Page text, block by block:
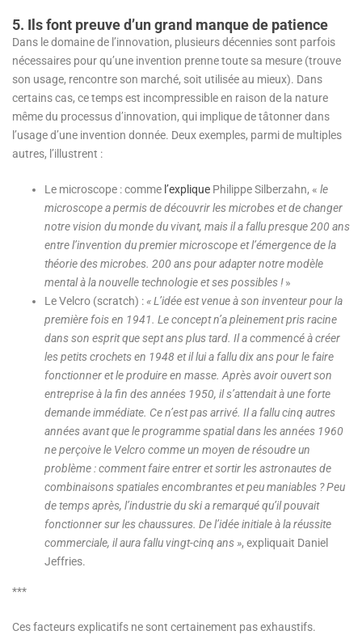
5. Ils font preuve d’un grand manque de patience
Dans le domaine de l’innovation, plusieurs décennies sont parfois
nécessaires pour qu’une invention prenne toute sa mesure (trouve
son usage, rencontre son marché, soit utilisée au mieux). Dans
certains cas, ce temps est incompressible en raison de la nature
même du processus d’innovation, qui implique de tâtonner dans
l’usage d’une invention donnée. Deux exemples, parmi de multiples
autres, l’illustrent :
Le microscope : comme l’explique Philippe Silberzahn, « le
microscope a permis de découvrir les microbes et de changer
notre vision du monde du vivant, mais il a fallu presque 200 ans
entre l’invention du premier microscope et l’émergence de la
théorie des microbes. 200 ans pour adapter notre modèle
mental à la nouvelle technologie et ses possibles !»
Le Velcro (scratch) :« L’idée est venue à son inventeur pour la
première fois en 1941. Le concept n’a pleinement pris racine
dans son esprit que sept ans plus tard. Il a commencé à créer
les petits crochets en 1948 et il lui a fallu dix ans pour le faire
fonctionner et le produire en masse. Après avoir ouvert son
entreprise à la fin des années 1950, il s’attendait à une forte
demande immédiate. Ce n’est pas arrivé. Il a fallu cinq autres
années avant que le programme spatial dans les années 1960
ne perçoive le Velcro comme un moyen de résoudre un
problème : comment faire entrer et sortir les astronautes de
combinaisons spatiales encombrantes et peu maniables ? Peu
de temps après, l’industrie du ski a remarqué qu’il pouvait
fonctionner sur les chaussures. De l’idée initiale à la réussite
commerciale, il aura fallu vingt-cinq ans », expliquait Daniel
Jeffries.
***
Ces facteurs explicatifs ne sont certainement pas exhaustifs.